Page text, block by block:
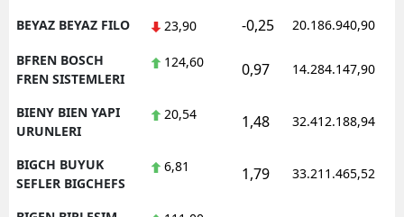
BEYAZ BEYAZ FILO 23,90 -0,25 20.186.940,90
BFREN BOSCH
FREN SISTEMLERI
124,60 0,97 14.284.147,90
BIENY BIEN YAPI
URUNLERI
20,54 1,48 32.412.188,94
BIGCH BUYUK
SEFLER BIGCHEFS
6,81 1,79 33.211.465,52